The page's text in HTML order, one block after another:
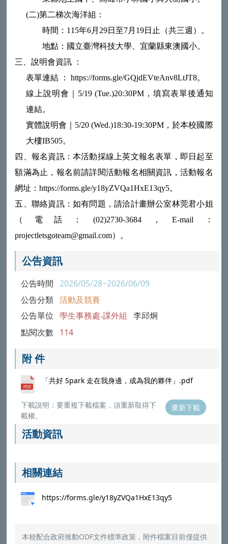
(二)第二梯次海洋組：
時間：115年6月29日至7月19日止（共三週）。
地點：國立臺灣科技大學、宜蘭縣東澳國小。
三、說明會資訊 ：
表單連結 ： https://forms.gle/GQjdEVteAnv8LtJT8。
線上說明會｜5/19 (Tue.)20:30PM，填寫表單後通知
連結。
實體說明會｜5/20 (Wed.)18:30-19:30PM，於本校國際
大樓IB505。
四、報名資訊：本活動採線上英文報名表單，即日起至
額滿為止，報名前請詳閱活動報名相關資訊，活動報名
網址：https://forms.gle/y18yZVQa1HxE13qy5。
五、聯絡資訊：如有問題，請洽計畫辦公室林莞君小姐
（電話：(02)2730-3684，E-mail：
projectletsgoteam@gmail.com）。
公告資訊
公告時間 2026/05/28~2026/06/09
公告分類 活動及競賽
公告單位 學生事務處-課外組 李邱炯
點閱次數 114
附 件
「共好 Spark 走在我身邊，成為我的夥伴」.pdf
下載說明：要重複下載檔案，須重新取得下
載權。
重新下載
活動資訊
相關連結
https://forms.gle/y18yZVQa1HxE13qy5
本校配合政府推動ODF文件標準政策，附件檔案目前僅提供